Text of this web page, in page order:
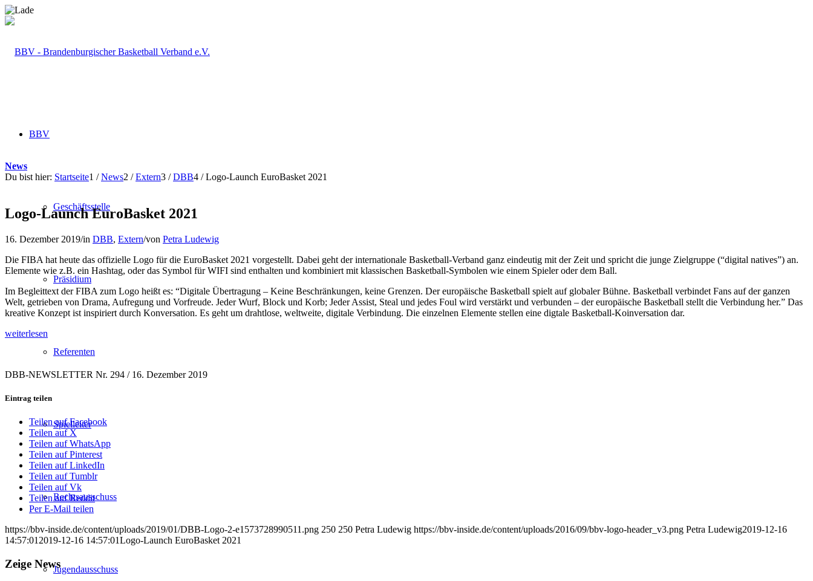
BBV
Geschäftsstelle
Präsidium
Referenten
Spielleiter
Rechtsausschuss
Jugendausschuss
News
Du bist hier: Startseite1 / News2 / Extern3 / DBB4 / Logo-Launch EuroBasket 2021
Logo-Launch EuroBasket 2021
16. Dezember 2019/in DBB, Extern/von Petra Ludewig
Die FIBA hat heute das offizielle Logo für die EuroBasket 2021 vorgestellt. Dabei geht der internationale Basketball-Verband ganz eindeutig mit der Zeit und spricht die junge Zielgruppe (“digital natives”) an.
Elemente wie z.B. ein Hashtag, oder das Symbol für WIFI sind enthalten und kombiniert mit klassischen Basketball-Symbolen wie einem Spieler oder dem Ball.
Im Begleittext der FIBA zum Logo heißt es: “Digitale Übertragung – Keine Beschränkungen, keine Grenzen. Der europäische Basketball spielt auf globaler Bühne. Basketball verbindet Fans auf der ganzen
Welt, getrieben von Drama, Aufregung und Vorfreude. Jeder Wurf, Block und Korb; Jeder Assist, Steal und jedes Foul wird verstärkt und verbunden – der europäische Basketball stellt die Verbindung her.” Das
kreative Konzept ist inspiriert durch Konversation. Es geht um drahtlose, weltweite, digitale Verbindung. Die einzelnen Elemente stellen eine digtale Basketball-Koinversation dar.
weiterlesen
DBB-NEWSLETTER Nr. 294 / 16. Dezember 2019
Eintrag teilen
Teilen auf Facebook
Teilen auf X
Teilen auf WhatsApp
Teilen auf Pinterest
Teilen auf LinkedIn
Teilen auf Tumblr
Teilen auf Vk
Teilen auf Reddit
Per E-Mail teilen
https://bbv-inside.de/content/uploads/2019/01/DBB-Logo-2-e1573728990511.png 250 250 Petra Ludewig https://bbv-inside.de/content/uploads/2016/09/bbv-logo-header_v3.png Petra Ludewig2019-12-16
14:57:01 2019-12-16 14:57:01Logo-Launch EuroBasket 2021
Zeige News